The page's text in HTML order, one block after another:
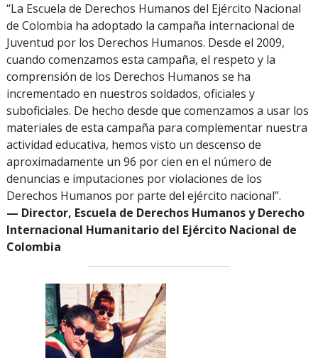
“La Escuela de Derechos Humanos del Ejército Nacional
de Colombia ha adoptado la campaña internacional de
Juventud por los Derechos Humanos. Desde el 2009,
cuando comenzamos esta campaña, el respeto y la
comprensión de los Derechos Humanos se ha
incrementado en nuestros soldados, oficiales y
suboficiales. De hecho desde que comenzamos a usar los
materiales de esta campaña para complementar nuestra
actividad educativa, hemos visto un descenso de
aproximadamente un 96 por cien en el número de
denuncias e imputaciones por violaciones de los
Derechos Humanos por parte del ejército nacional”.
— Director, Escuela de Derechos Humanos y Derecho
Internacional Humanitario del Ejército Nacional de
Colombia